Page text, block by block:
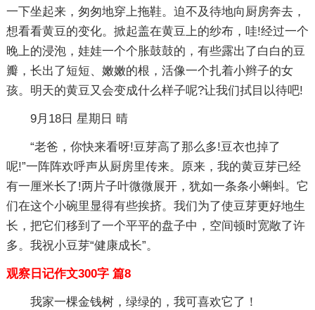
一下坐起来，匆匆地穿上拖鞋。迫不及待地向厨房奔去，
想看看黄豆的变化。掀起盖在黄豆上的纱布，哇!经过一个
晚上的浸泡，娃娃一个个胀鼓鼓的，有些露出了白白的豆
瓣，长出了短短、嫩嫩的根，活像一个扎着小辫子的女
孩。明天的黄豆又会变成什么样子呢?让我们拭目以待吧!
9月18日 星期日 晴
“老爸，你快来看呀!豆芽高了那么多!豆衣也掉了
呢!”一阵阵欢呼声从厨房里传来。原来，我的黄豆芽已经
有一厘米长了!两片子叶微微展开，犹如一条条小蝌蚪。它
们在这个小碗里显得有些挨挤。我们为了使豆芽更好地生
长，把它们移到了一个平平的盘子中，空间顿时宽敞了许
多。我祝小豆芽“健康成长”。
观察日记作文300字 篇8
我家一棵金钱树，绿绿的，我可喜欢它了！